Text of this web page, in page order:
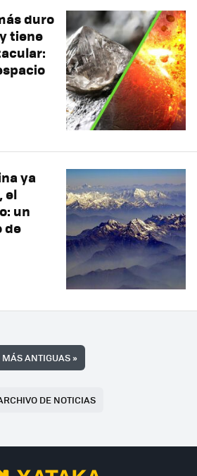
duro
tiene
ya
el
un
de
MÁS ANTIGUAS»
DE NOTICIAS